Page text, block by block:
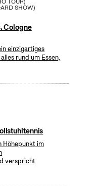
SHOW)
Cologne
einzigartiges
rund um Essen,
Höhepunkt im
verspricht